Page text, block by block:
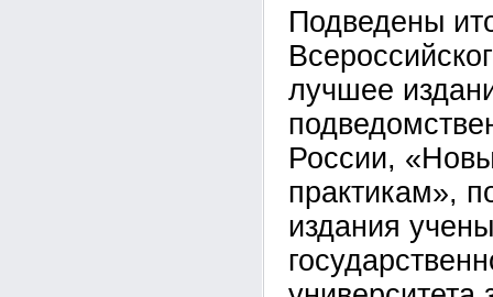
Подведены
лучшее
России,
практикам»,
издания